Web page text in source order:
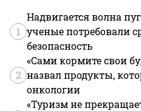
1
Надвигается волна
ученые потребовали
безопасность
2
«Сами кормите свои
назвал продукты,
онкологии
«Туризм не